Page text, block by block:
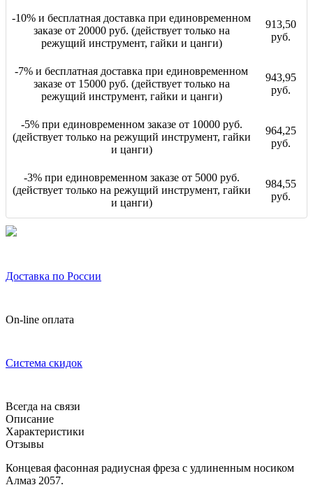
-10% и бесплатная доставка при единовременном
заказе от 20000 руб. (действует только на
режущий инструмент, гайки и цанги)
913,50
руб.
-7% и бесплатная доставка при единовременном
заказе от 15000 руб. (действует только на
режущий инструмент, гайки и цанги)
943,95
руб.
-5% при единовременном заказе от 10000 руб.
(действует только на режущий инструмент, гайки
и цанги)
964,25
руб.
-3% при единовременном заказе от 5000 руб.
(действует только на режущий инструмент, гайки
и цанги)
984,55
руб.
Доставка по России
On-line оплата
Система скидок
Всегда на связи
Описание
Характеристики
Отзывы
Концевая фасонная радиусная фреза с удлиненным носиком
Алмаз 2057.